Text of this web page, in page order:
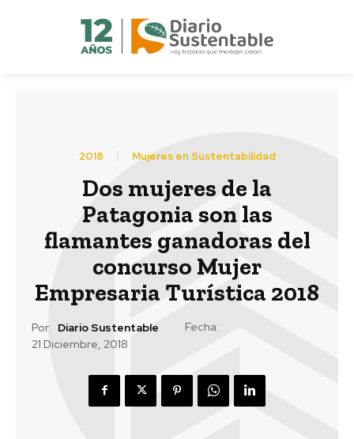
2018 Mujeres en Sustentabilidad
Dos mujeres de la
Patagonia son las
flamantes ganadoras del
concurso Mujer
Empresaria Turística 2018
Por: Diario Sustentable
Fecha:
21 Diciembre, 2018